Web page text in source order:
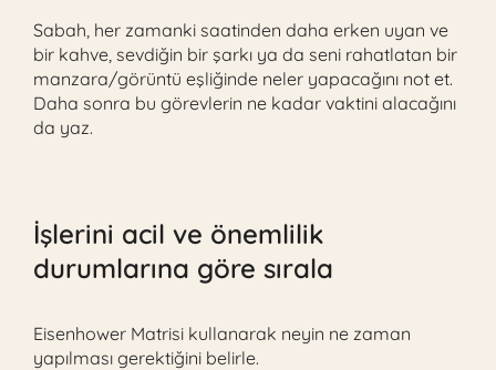
Sabah, her zamanki saatinden daha erken uyan ve
bir kahve, sevdiğin bir şarkı ya da seni rahatlatan bir
manzara/görüntü eşliğinde neler yapacağını not et.
Daha sonra bu görevlerin ne kadar vaktini alacağını
da yaz.
İşlerini acil ve önemlilik
durumlarına göre sırala
Eisenhower Matrisi kullanarak neyin ne zaman
yapılması gerektiğini belirle.